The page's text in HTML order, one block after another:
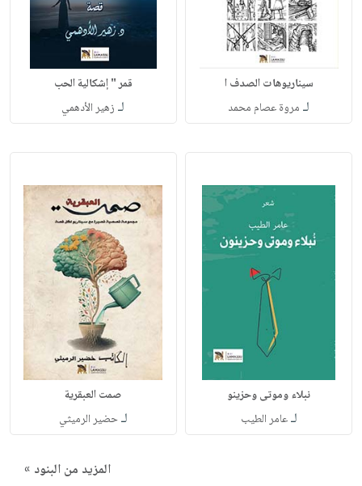
سيناريوهات الصدف ا
لـ مروة عصام محمد
قمر " إشكالية الحب
لـ زهير الأدهمي
نبلاء وموتى وحزينو
لـعامر الطيب
صمت العبقرية
لـحضير الرميثي
المزيد من البنود »